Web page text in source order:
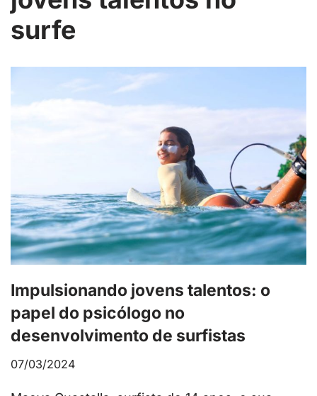
surfe
Impulsionando jovens talentos: o
papel do psicólogo no
desenvolvimento de surfistas
07/03/2024